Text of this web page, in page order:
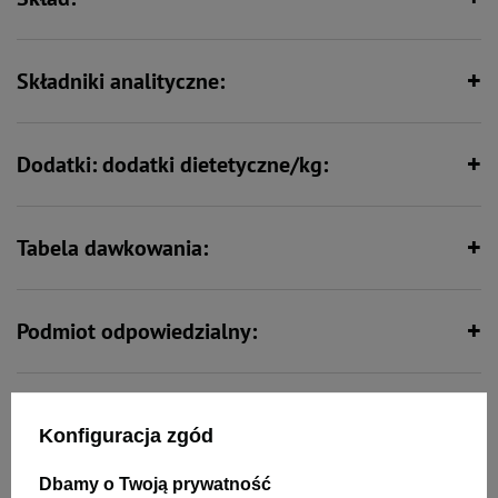
Składniki analityczne:
Dodatki: dodatki dietetyczne/kg:
Tabela dawkowania:
Podmiot odpowiedzialny:
Konfiguracja zgód
Dbamy o Twoją prywatność